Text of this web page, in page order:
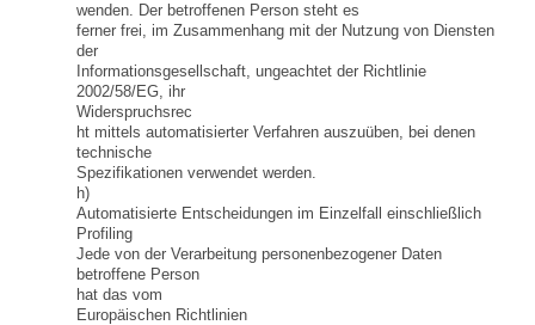
wenden. Der betroffenen Person steht es
ferner frei, im Zusammenhang mit der Nutzung von Diensten
der
Informationsgesellschaft, ungeachtet der Richtlinie
2002/58/EG, ihr
Widerspruchsrec
ht mittels automatisierter Verfahren auszuüben, bei denen
technische
Spezifikationen verwendet werden.
h)
Automatisierte Entscheidungen im Einzelfall einschließlich
Profiling
Jede von der Verarbeitung personenbezogener Daten
betroffene Person
hat das vom
Europäischen Richtlinien